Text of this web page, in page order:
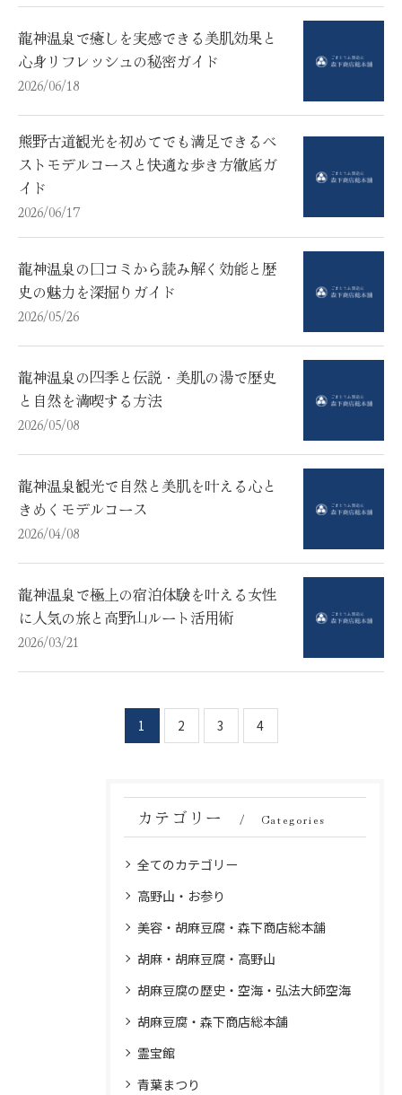
龍神温泉で癒しを実感できる美肌効果と
心身リフレッシュの秘密ガイド
2026/06/18
熊野古道観光を初めてでも満足できるベ
ストモデルコースと快適な歩き方徹底ガ
イド
2026/06/17
龍神温泉の口コミから読み解く効能と歴
史の魅力を深掘りガイド
2026/05/26
龍神温泉の四季と伝説・美肌の湯で歴史
と自然を満喫する方法
2026/05/08
龍神温泉観光で自然と美肌を叶える心と
きめくモデルコース
2026/04/08
龍神温泉で極上の宿泊体験を叶える女性
に人気の旅と高野山ルート活用術
2026/03/21
1 2 3 4
カテゴリー Categories
全てのカテゴリー
高野山・お参り
美容・胡麻豆腐・森下商店総本舗
胡麻・胡麻豆腐・高野山
胡麻豆腐の歴史・空海・弘法大師空海
胡麻豆腐・森下商店総本舗
霊宝館
青葉まつり